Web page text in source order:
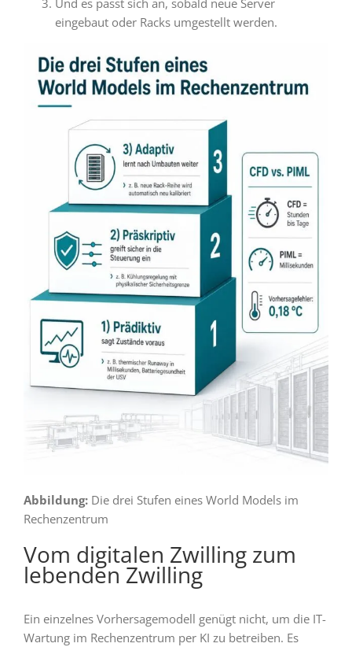
eingebaut oder Racks umgestellt werden.
Abbildung:Die drei Stufen eines World Models im
Rechenzentrum
Vom digitalen Zwilling zum
lebenden Zwilling
Ein einzelnes Vorhersagemodell genügt nicht, um die IT-
Wartung im Rechenzentrum per KI zu betreiben. Es